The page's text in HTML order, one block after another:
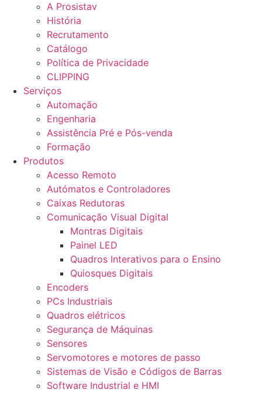
A Prosistav
História
Recrutamento
Catálogo
Política de Privacidade
CLIPPING
Serviços
Automação
Engenharia
Assistência Pré e Pós-venda
Formação
Produtos
Acesso Remoto
Autómatos e Controladores
Caixas Redutoras
Comunicação Visual Digital
Montras Digitais
Painel LED
Quadros Interativos para o Ensino
Quiosques Digitais
Encoders
PCs Industriais
Quadros elétricos
Segurança de Máquinas
Sensores
Servomotores e motores de passo
Sistemas de Visão e Códigos de Barras
Software Industrial e HMI